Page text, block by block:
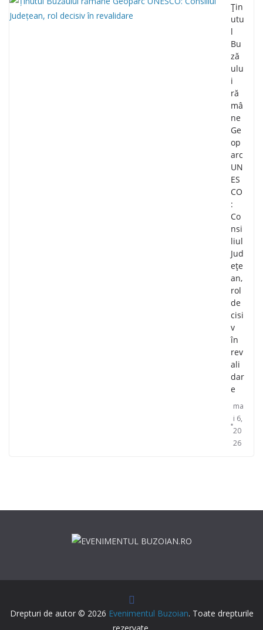
Țin
utu
l
Bu
ză
ulu
i
ră
mâ
ne
Ge
op
arc
UN
ES
CO
:
Co
nsi
liul
Jud
ețe
an,
rol
de
cisi
v
în
rev
ali
dar
e
ma
i 6,
20
26
Drepturi de autor © 2026 Evenimentul Buzoian. Toate drepturile
rezervate.